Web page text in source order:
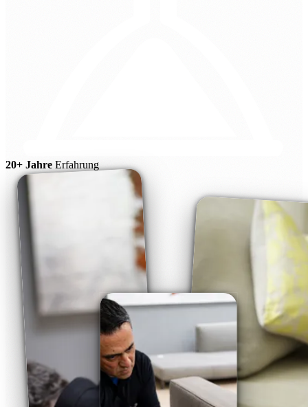
20+ Jahre Erfahrung